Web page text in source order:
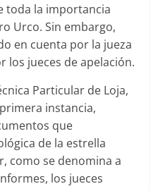
toda la importancia
Urco. Sin embargo,
en cuenta por la jueza
los jueces de apelación.
Particular de Loja,
instancia,
que
de la estrella
como se denomina a
los jueces